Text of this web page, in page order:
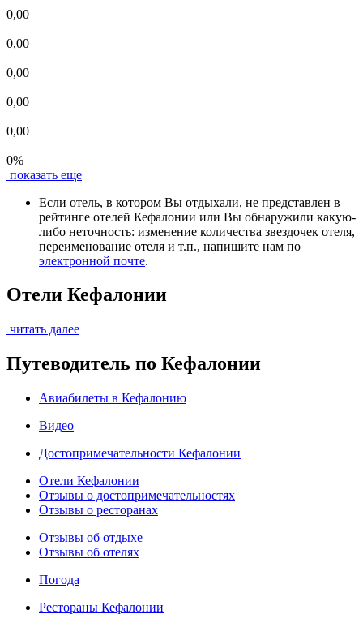
0,00
0,00
0,00
0,00
0,00
0%
показать еще
Если отель, в котором Вы отдыхали, не представлен в
рейтинге отелей Кефалонии или Вы обнаружили какую-
либо неточность: изменение количества звездочек отеля,
переименование отеля и т.п., напишите нам по
электронной почте.
Отели Кефалонии
читать далее
Путеводитель по Кефалонии
Авиабилеты в Кефалонию
Видео
Достопримечательности Кефалонии
Отели Кефалонии
Отзывы о достопримечательностях
Отзывы о ресторанах
Отзывы об отдыхе
Отзывы об отелях
Погода
Рестораны Кефалонии